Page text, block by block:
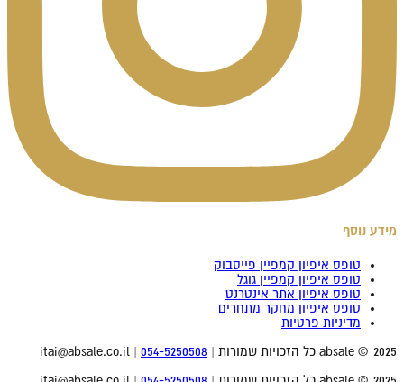
מידע נוסף
טופס איפיון קמפיין פייסבוק
טופס איפיון קמפיין גוגל
טופס איפיון אתר אינטרנט
טופס איפיון מחקר מתחרים
מדיניות פרטיות
2025 © absale כל הזכויות שמורות |
054-5250508
| itai@absale.co.il